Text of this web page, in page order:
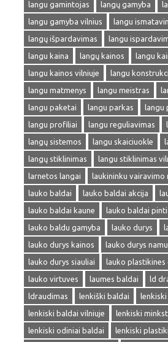
langu gamintojas
langų gamyba
langu gamyba vilnius
langu
langų išpardavimas
langu
langu kaina
langų kainos
langu
langu kainos vilniuje
langu
langu matmenys
langu meistras
langu paketai
langu parkas
langu
langu profiliai
langu reguliavimas
langų sistemos
langu skaiciuokle
langų stiklinimas
langu stiklinimas
larnetos langai
laukininku vairavimo
lauko baldai
lauko baldai akcija
lauko baldai kaune
lauko baldai pinti
lauko baldu gamyba
lauko durys
lauko durys kainos
lauko durys
lauko durys siauliai
lauko plastikines
lauko virtuves
laumes baldai
ld
ldraudimas
lenkiški baldai
lenkiski baldai vilniuje
lenkiski
lenkiski odiniai baldai
lenkiski